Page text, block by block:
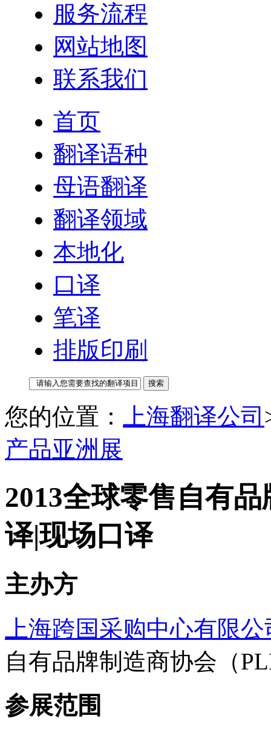
服务流程
网站地图
联系我们
首页
翻译语种
母语翻译
翻译领域
本地化
口译
笔译
排版印刷
您的位置： 上海翻译公司
产品亚洲展
2013全球零售自有
译|现场口译
主办方
上海跨国采购中心有限公
自有品牌制造商协会（
参展范围